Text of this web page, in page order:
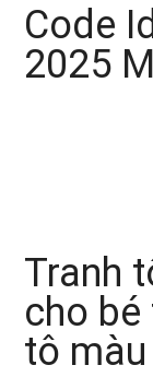
Code
2025
Tranh
cho bé
tô màu